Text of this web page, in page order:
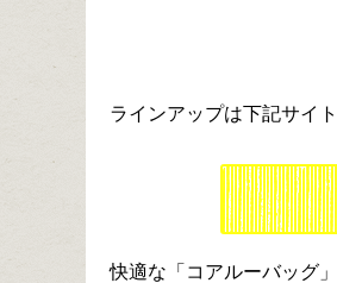
ラインアップは下記サイ
快適な「コアルーバッグ